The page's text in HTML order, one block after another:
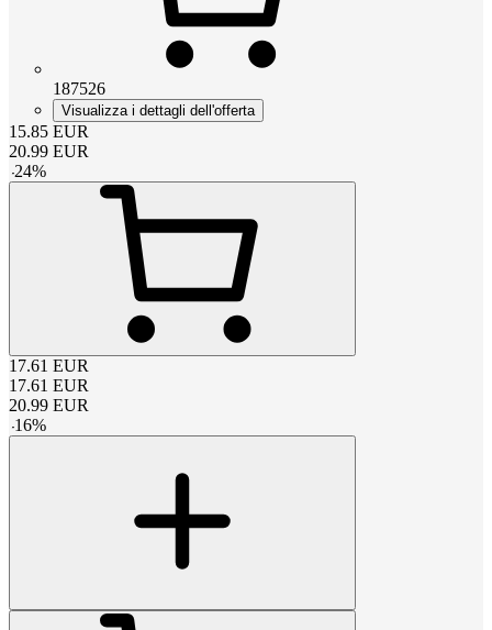
187526
Visualizza i dettagli dell'offerta
15.85 EUR
20.99 EUR
-24%
17.61 EUR
17.61 EUR
20.99 EUR
-16%